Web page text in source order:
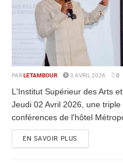
PAR LETAMBOUR 3 AVRIL 2026 0
L'Institut Supérieur des Arts
Jeudi 02 Avril 2026, une
conférences de l'hôtel
EN SAVOIR PLUS